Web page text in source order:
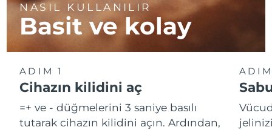
NASIL KULLANILIR
Basit ve kolay
ADIM 1
Cihazın kilidini aç
=+ ve - düğmelerini 3 saniye basılı
tutarak cihazın kilidini açın. Ardından,